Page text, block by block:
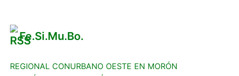
Fe.Si.Mu.Bo.
REGIONAL CONURBANO OESTE EN MORÓN